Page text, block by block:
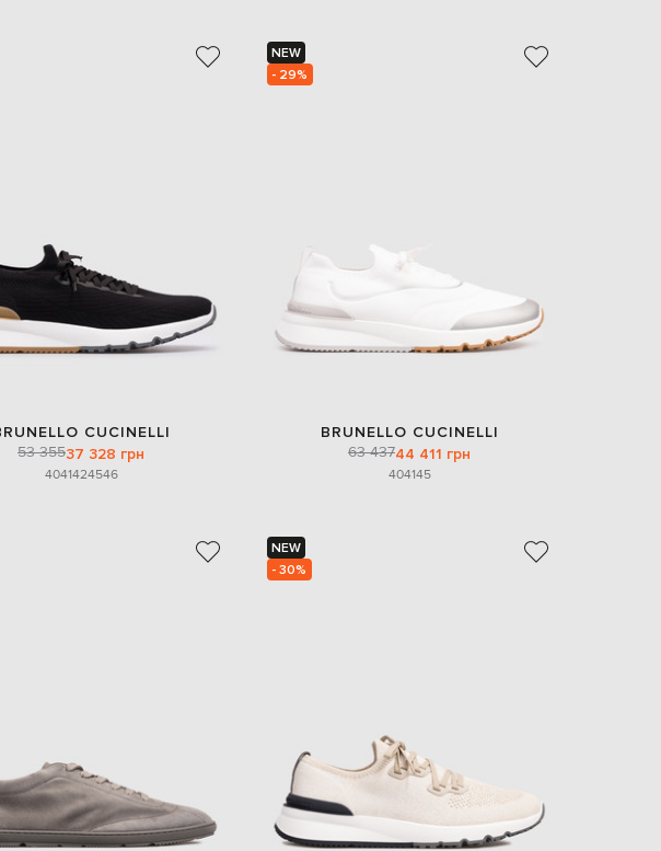
CUCINELLI
53 35537 328 грн
4041424546
NEW
- 29%
BRUNELLO CUCINELLI
63 43744 411 грн
404145
NEW
- 30%